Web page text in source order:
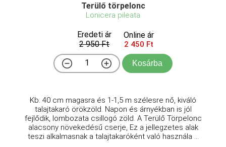
Terülő törpelonc
Lonicera pileata
Eredeti ár
2 950 Ft
Online ár
2 450 Ft
Kosárba
Kb. 40 cm magasra és 1-1,5 m szélesre nő, kiváló
talajtakaró örökzöld. Napon és árnyékban is jól
fejlődik, lombozata csillogó zöld. A Terülő Törpelonc
alacsony növekedésű cserje, Ez a jellegzetes alak
teszi alkalmasnak a talajtakaróként való használa ...